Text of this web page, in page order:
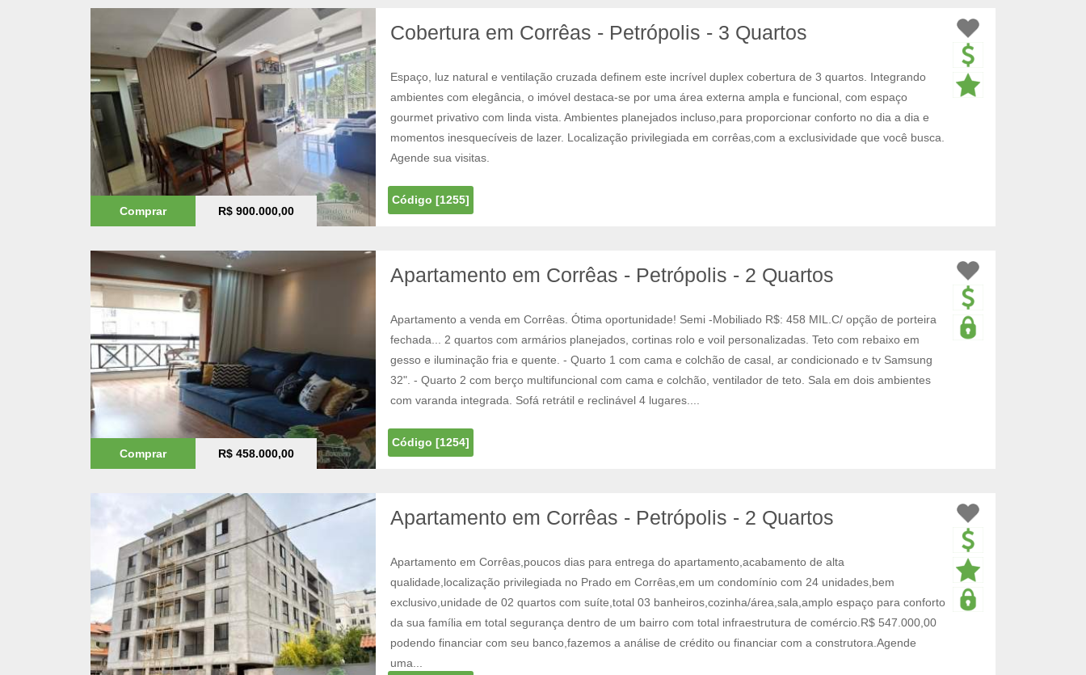
Comprar R$ 900.000,00
Cobertura em Corrêas - Petrópolis - 3 Quartos
Espaço, luz natural e ventilação cruzada definem este incrível duplex cobertura de 3 quartos. Integrando
ambientes com elegância, o imóvel destaca-se por uma área externa ampla e funcional, com espaço
gourmet privativo com linda vista. Ambientes planejados incluso,para proporcionar conforto no dia a dia e
momentos inesquecíveis de lazer. Localização privilegiada em corrêas,com a exclusividade que você busca.
Agende sua visitas.
Código [1255]
Comprar R$ 458.000,00
Apartamento em Corrêas - Petrópolis - 2 Quartos
Apartamento a venda em Corrêas. Ótima oportunidade! Semi -Mobiliado R$: 458 MIL.C/ opção de porteira
fechada... 2 quartos com armários planejados, cortinas rolo e voil personalizadas. Teto com rebaixo em
gesso e iluminação fria e quente. - Quarto 1 com cama e colchão de casal, ar condicionado e tv Samsung
32". - Quarto 2 com berço multifuncional com cama e colchão, ventilador de teto. Sala em dois ambientes
com varanda integrada. Sofá retrátil e reclinável 4 lugares....
Código [1254]
Apartamento em Corrêas - Petrópolis - 2 Quartos
Apartamento em Corrêas,poucos dias para entrega do apartamento,acabamento de alta
qualidade,localização privilegiada no Prado em Corrêas,em um condomínio com 24 unidades,bem
exclusivo,unidade de 02 quartos com suíte,total 03 banheiros,cozinha/área,sala,amplo espaço para conforto
da sua família em total segurança dentro de um bairro com total infraestrutura de comércio.R$ 547.000,00
podendo financiar com seu banco,fazemos a análise de crédito ou financiar com a construtora.Agende
uma...